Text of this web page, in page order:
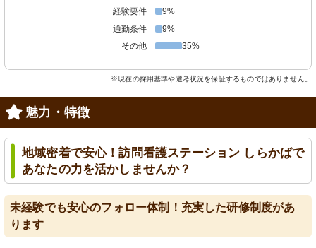
経験要件
9%
通勤条件
9%
その他
35%
※現在の採用基準や選考状況を保証するものではありません。
魅力・特徴
地域密着で安心！訪問看護ステーション しらかばで
あなたの力を活かしませんか？
未経験でも安心のフォロー体制！充実した研修制度があ
ります